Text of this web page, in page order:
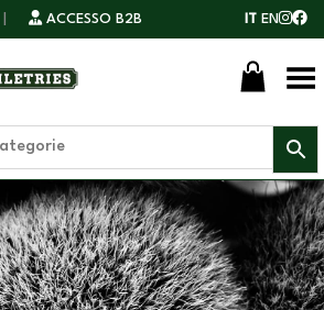
ACCESSO B2B IT EN
Toggle Menu